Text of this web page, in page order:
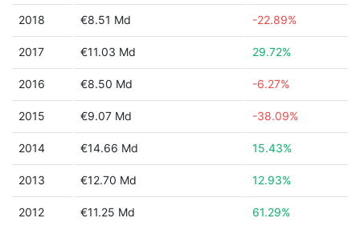
2018 €8.51 Md -22.89%
2017 €11.03 Md 29.72%
2016 €8.50 Md -6.27%
2015 €9.07 Md -38.09%
2014 €14.66 Md 15.43%
2013 €12.70 Md 12.93%
2012 €11.25 Md 61.29%